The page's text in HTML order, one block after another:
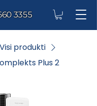
3355
Visi produkti
Plus 2